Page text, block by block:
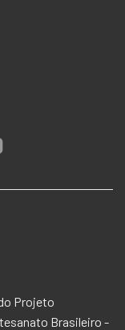
Projeto
Brasileiro -